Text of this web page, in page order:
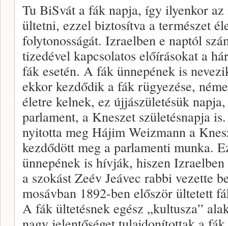
Tu BiSvát a fák napja, így ilyenkor
ültetni, ezzel biztosítva a természet
folytonosságát. Izraelben e naptól
tizedével kapcsolatos előírásokat a
fák esetén. A fák ünnepének is
ekkor kezdődik a fák rügyezése,
életre kelnek, ez újjászületésük
parlament, a Kneszet születésnapja
nyitotta meg Hájim Weizmann a
kezdődött meg a parlamenti munka.
ünnepének is hívják, hiszen
a szokást Zeév Jeávec rabbi vezette
mosávban 1892-ben először ültetett
A fák ültetésnek egész „kultusza”